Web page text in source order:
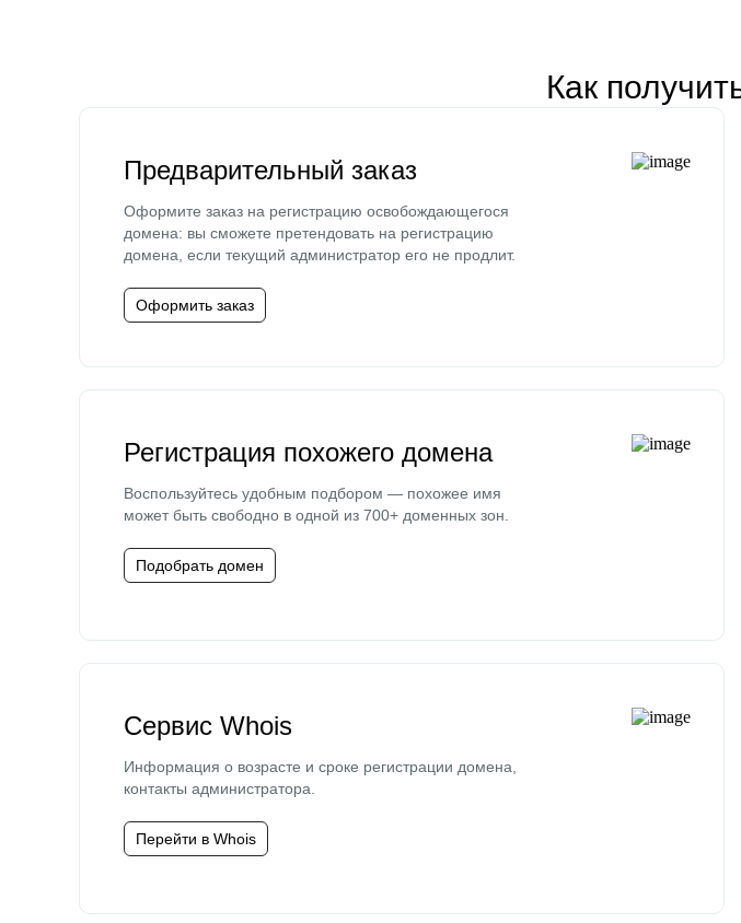
Как
Предварительный заказ
Оформите заказ на регистрацию освобождающегося
домена: вы сможете претендовать на регистрацию
домена, если текущий администратор его не продлит.
Оформить заказ
Регистрация похожего домена
Воспользуйтесь удобным подбором — похожее имя
может быть свободно в одной из 700+ доменных зон.
Подобрать домен
Сервис Whois
Информация о возрасте и сроке регистрации домена,
контакты администратора.
Перейти в Whois